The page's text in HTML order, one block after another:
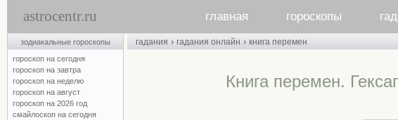
astrocentr.ru главная гороскопы
зодиакальные гороскопы
гороскоп на сегодня
гороскоп на завтра
гороскоп на неделю
гороскоп на август
гороскоп на 2026 год
смайлоскоп на сегодня
гадания › гадания онлайн › книга перемен
Книга перемен.